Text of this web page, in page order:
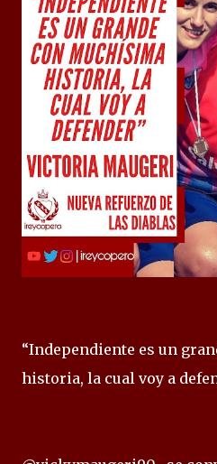
“Independiente es un
historia, la cual voy a